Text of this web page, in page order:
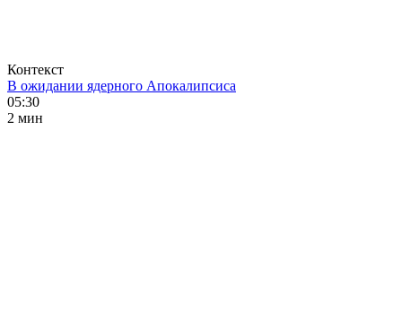
Контекст
В ожидании ядерного Апокалипсиса
05:30
2 мин